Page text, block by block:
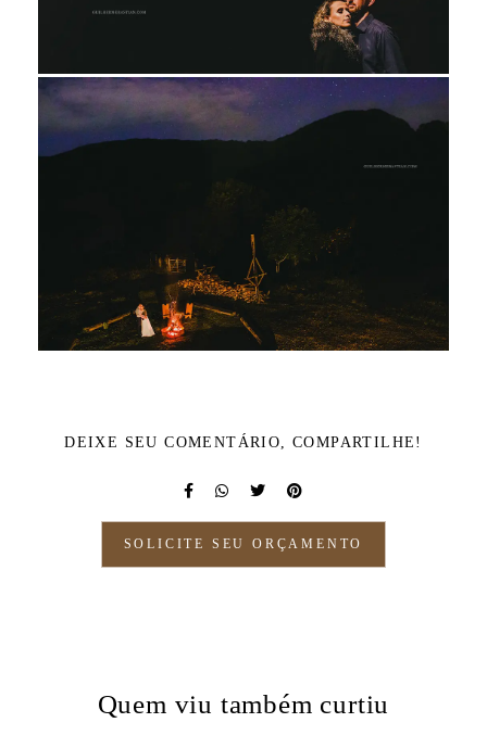
DEIXE SEU COMENTÁRIO, COMPARTILHE!
SOLICITE SEU ORÇAMENTO
Quem viu também curtiu